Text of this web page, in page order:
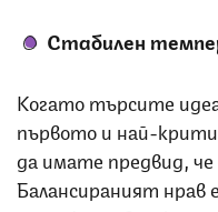
Стабилен
Когато търсите
първото и най-
да имате предвид,
Балансираният нрав